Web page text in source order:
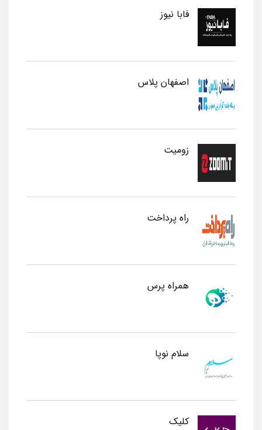
فابا نیوز
اصفهان پلاس
زومیت
راه پرداخت
همراه پرس
سلام نوپا
کلیک